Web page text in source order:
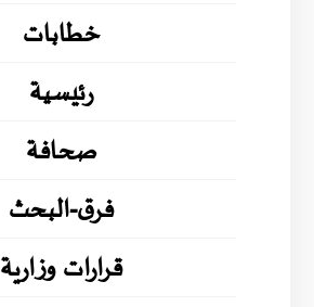
خطابات
رئيسية
صحافة
فرق-البحث
قرارات وزارية